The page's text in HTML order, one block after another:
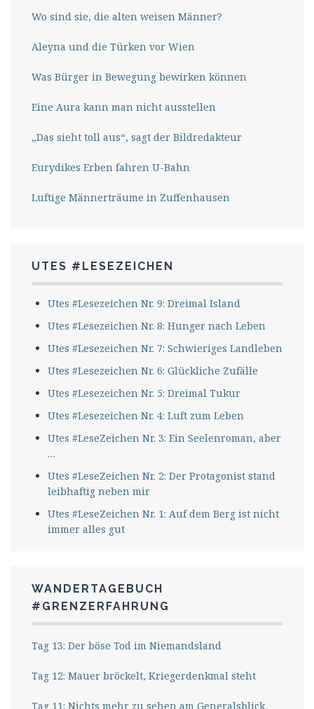
Wo sind sie, die alten weisen Männer?
Aleyna und die Türken vor Wien
Was Bürger in Bewegung bewirken können
Eine Aura kann man nicht ausstellen
„Das sieht toll aus“, sagt der Bildredakteur
Eurydikes Erben fahren U-Bahn
Luftige Männerträume in Zuffenhausen
UTES #LESEZEICHEN
Utes #Lesezeichen Nr. 9: Dreimal Island
Utes #Lesezeichen Nr. 8: Hunger nach Leben
Utes #Lesezeichen Nr. 7: Schwieriges Landleben
Utes #Lesezeichen Nr. 6: Glückliche Zufälle
Utes #Lesezeichen Nr. 5: Dreimal Tukur
Utes #Lesezeichen Nr. 4: Luft zum Leben
Utes #LeseZeichen Nr. 3: Ein Seelenroman, aber
…
Utes #LeseZeichen Nr. 2: Der Protagonist stand
leibhaftig neben mir
Utes #LeseZeichen Nr. 1: Auf dem Berg ist nicht
immer alles gut
WANDERTAGEBUCH
#GRENZERFAHRUNG
Tag 13: Der böse Tod im Niemandsland
Tag 12: Mauer bröckelt, Kriegerdenkmal steht
Tag 11: Nichts mehr zu sehen am Generalsblick